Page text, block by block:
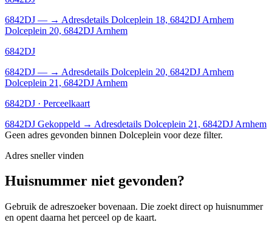
6842DJ — → Adresdetails Dolceplein 18, 6842DJ Arnhem
Dolceplein 20, 6842DJ Arnhem
6842DJ
6842DJ — → Adresdetails Dolceplein 20, 6842DJ Arnhem
Dolceplein 21, 6842DJ Arnhem
6842DJ · Perceelkaart
6842DJ Gekoppeld → Adresdetails Dolceplein 21, 6842DJ Arnhem
Geen adres gevonden binnen Dolceplein voor deze filter.
Adres sneller vinden
Huisnummer niet gevonden?
Gebruik de adreszoeker bovenaan. Die zoekt direct op huisnummer
en opent daarna het perceel op de kaart.